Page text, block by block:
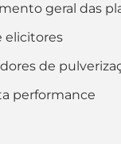
geral das
elicitores
de
performance